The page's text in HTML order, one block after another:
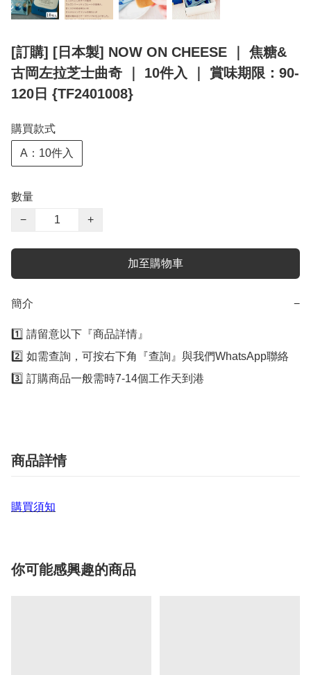
[訂購] [日本製] NOW ON CHEESE ｜ 焦糖&
古岡左拉芝士曲奇 ｜ 10件入 ｜ 賞味期限：90-
120日 {TF2401008}
購買款式
A：10件入
數量
−
+
加至購物車
簡介 −
1️⃣ 請留意以下『商品詳情』
2️⃣ 如需查詢，可按右下角『查詢』與我們WhatsApp聯絡
3️⃣ 訂購商品一般需時7-14個工作天到港
商品詳情
購買須知
你可能感興趣的商品